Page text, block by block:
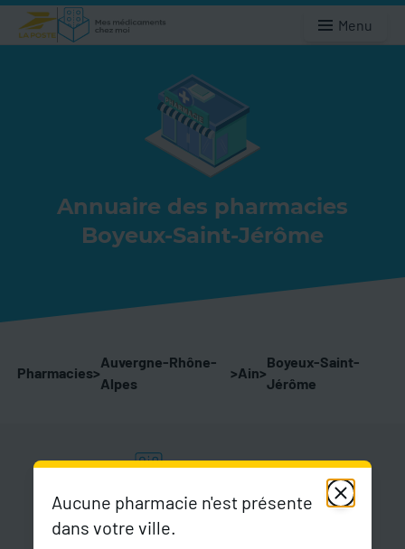
Menu
Annuaire des pharmacies
Boyeux-Saint-Jérôme
Pharmacies>
Auvergne-Rhône-
Alpes
>Ain>
Boyeux-Saint-
Jérôme
Aucune pharmacie n'est présente
dans votre ville.